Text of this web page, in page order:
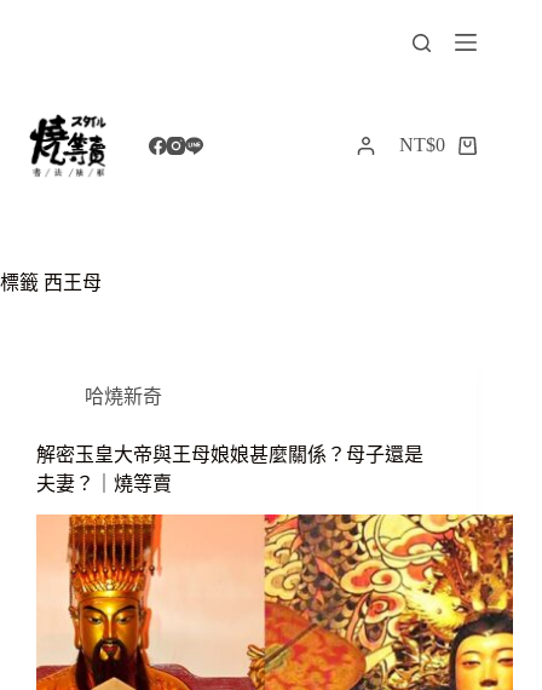
NT$0
標籤 西王母
哈燒新奇
解密玉皇大帝與王母娘娘甚麼關係？母子還是
夫妻？｜燒等賣